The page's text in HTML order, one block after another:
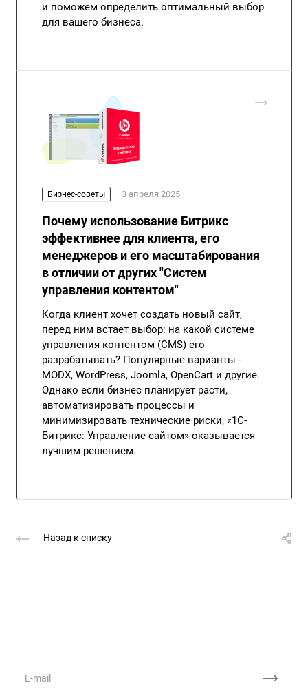
и поможем определить оптимальный выбор
для вашего бизнеса.
Бизнес-советы 3 апреля 2025
Почему использование Битрикс
эффективнее для клиента, его
менеджеров и его масштабирования
в отличии от других "Систем
управления контентом"
Когда клиент хочет создать новый сайт,
перед ним встает выбор: на какой системе
управления контентом (CMS) его
разрабатывать? Популярные варианты -
MODX, WordPress, Joomla, OpenCart и другие.
Однако если бизнес планирует расти,
автоматизировать процессы и
минимизировать технические риски, «1С-
Битрикс: Управление сайтом» оказывается
лучшим решением.
Назад к списку